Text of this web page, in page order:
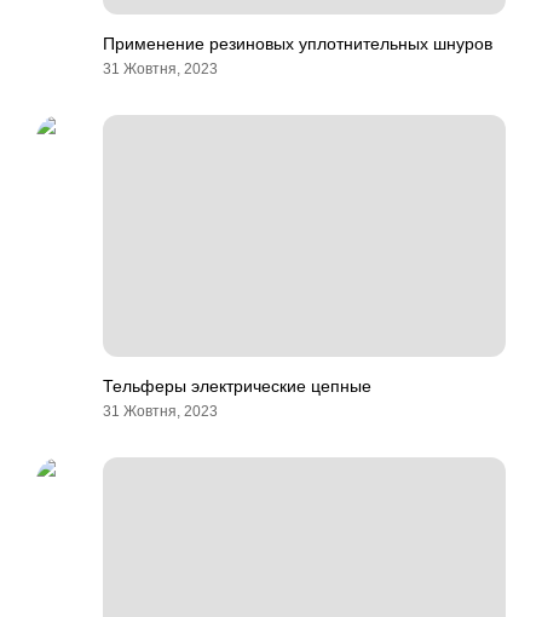
Применение резиновых уплотнительных шнуров
31 Жовтня, 2023
Тельферы электрические цепные
31 Жовтня, 2023